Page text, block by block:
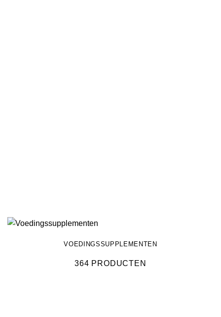
VOEDINGSSUPPLEMENTEN
364 PRODUCTEN